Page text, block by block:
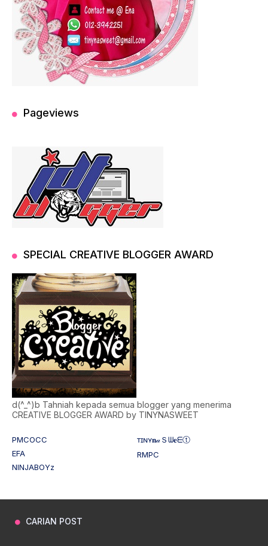
Pageviews
SPECIAL CREATIVE BLOGGER AWARD
d(^_^)b Tahniah kepada semua blogger yang menerima
CREATIVE BLOGGER AWARD by TINYNASWEET
PMCOCC
ᴛɪɴʏ𝐧𝒶Ｓᗯ𝐞ᗴⓣ
EFA
RMPC
NINJABOYz
CARIAN POST